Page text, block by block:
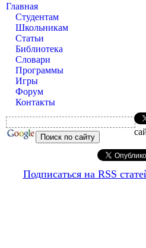
Главная
Студентам
Школьникам
Статьи
Библиотека
Словари
Программы
Игры
Форум
Контакты
Подписаться на RSS